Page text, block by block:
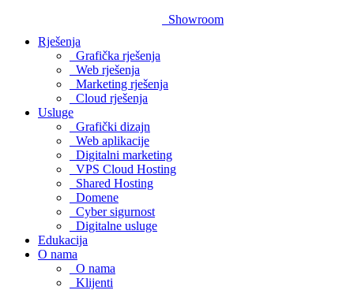
Showroom
Rješenja
Grafička rješenja
Web rješenja
Marketing rješenja
Cloud rješenja
Usluge
Grafički dizajn
Web aplikacije
Digitalni marketing
VPS Cloud Hosting
Shared Hosting
Domene
Cyber sigurnost
Digitalne usluge
Edukacija
O nama
O nama
Klijenti